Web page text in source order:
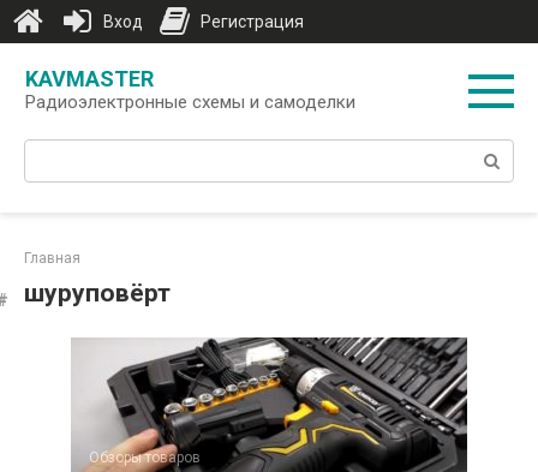
контенту
KAVMASTER
Радиоэлектронные схемы и самоделки
Поиск:
Главная
шуруповёрт
Обзоры товаров
Вход Регистрация